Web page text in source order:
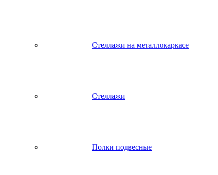
Стеллажи на металлокаркасе
Стеллажи
Полки подвесные